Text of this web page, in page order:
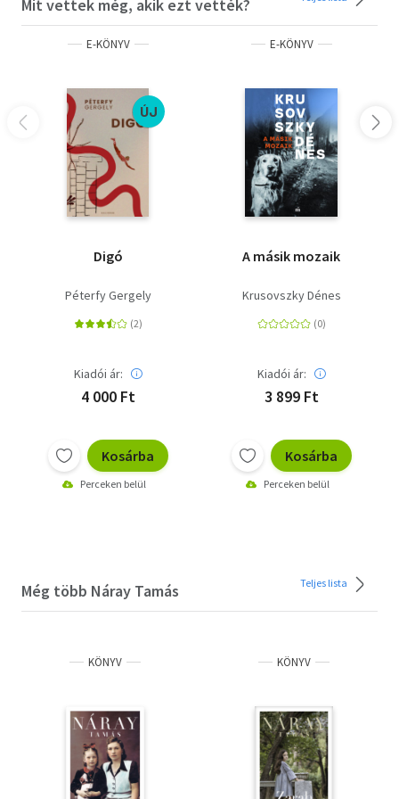
Mit vettek még, akik ezt vették?
E-KÖNYV
ÚJ
Digó
Péterfy Gergely
Kiadói ár:
4 000 Ft
Kosárba
Perceken belül
E-KÖNYV
A másik mozaik
Krusovszky Dénes
Kiadói ár:
3 899 Ft
Kosárba
Perceken belül
Még több Náray Tamás Teljes lista
KÖNYV KÖNYV